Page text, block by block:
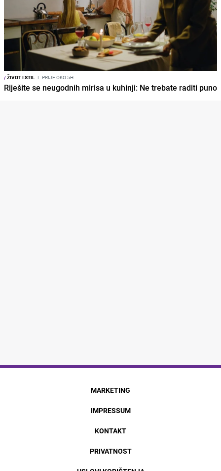
/ŽIVOT I STIL I PRIJE OKO 5H
Riješite se neugodnih mirisa u kuhinji: Ne trebate raditi puno
MARKETING
IMPRESSUM
KONTAKT
PRIVATNOST